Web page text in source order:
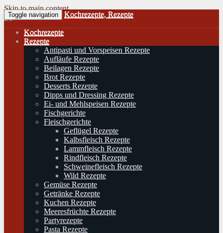
Skip to main content
Toggle navigation Kochrezepte, Rezepte
Kochrezepte
Rezepte
Antipasti und Vorspeisen Rezepte
Aufläufe Rezepte
Beilagen Rezepte
Brot Rezepte
Desserts Rezepte
Dipps und Dressing Rezepte
Ei- und Mehlspeisen Rezepte
Fischgerichte
Fleischgerichte
Geflügel Rezepte
Kalbsfleisch Rezepte
Lammfleisch Rezepte
Rindfleisch Rezepte
Schweinefleisch Rezepte
Wild Rezepte
Gemüse Rezepte
Getränke Rezepte
Kuchen Rezepte
Meeresfrüchte Rezepte
Partyrezepte
Pasta Rezepte